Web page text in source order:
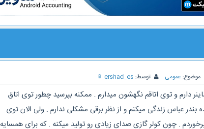
موضوع: عمومی توسط: ershad_es
📱
دارم و توی اتاقم نگهشون میدارم . ممکنه بپرسید چطور توی اتاق
بندر عباس زندگی میکنم و از نظر برقی مشکلی ندارم . ولی الان توی
. چون کولر گازی صدای زیادی رو تولید میکنه . که برای همسایه